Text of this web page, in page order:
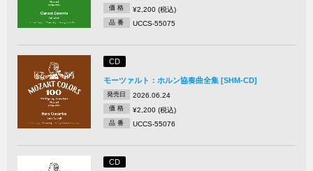
価 格 ¥2,200 (税込)
品 番 UCCS-55075
CD
モーツァルト：ホルン協奏曲全集 [SHM-CD]
発売日 2026.06.24
価 格 ¥2,200 (税込)
品 番 UCCS-55076
CD